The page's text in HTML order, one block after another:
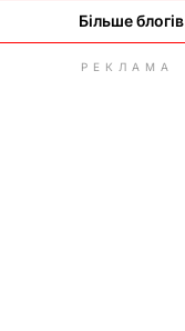
Більше блогів
РЕКЛАМА